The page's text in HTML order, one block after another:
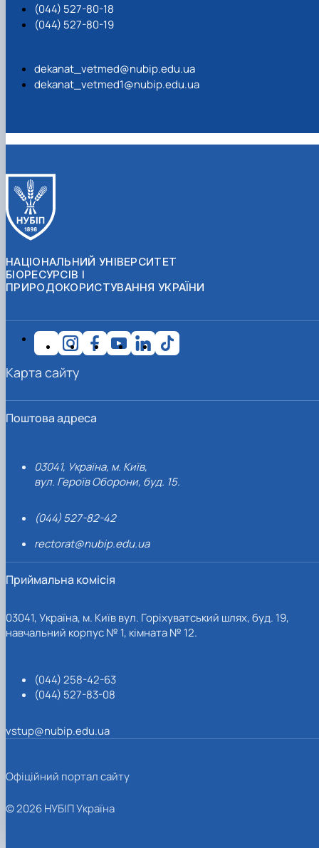
(044) 527-80-18
(044) 527-80-19
dekanat_vetmed@nubip.edu.ua
dekanat_vetmed1@nubip.edu.ua
НАЦІОНАЛЬНИЙ УНІВЕРСИТЕТ
БІОРЕСУРСІВ І
ПРИРОДОКОРИСТУВАННЯ УКРАЇНИ
Поштова адреса
03041, Україна, м. Київ,
вул. Героїв Оборони, буд. 15.
(044) 527-82-42
rectorat@nubip.edu.ua
Приймальна комісія
03041, Україна, м. Київ вул. Горіхуватський шлях, буд. 19,
навчальний корпус № 1, кімната № 12.
(044) 258-42-63
(044) 527-83-08
vstup@nubip.edu.ua
Карта сайту
Офіційний портал сайту
© 2026 НУБІП Україна